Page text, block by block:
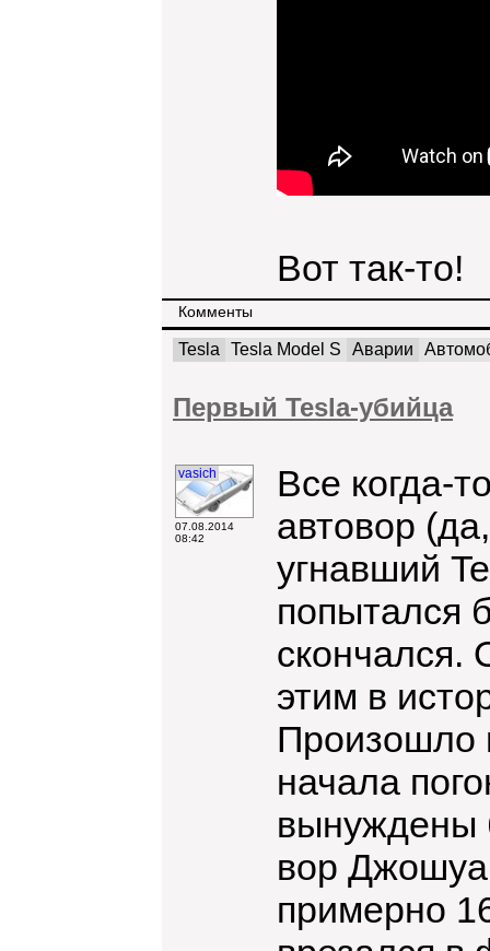
Вот так-то!
Комменты
Tesla Tesla Model S Аварии
Первый Tesla-убийца
vasich
07.08.2014
08:42
Все когда-
автовор
угнавший
попытался
скончался.
этим в
Произошло
начала
вынуждены
вор Джошуа
примерно